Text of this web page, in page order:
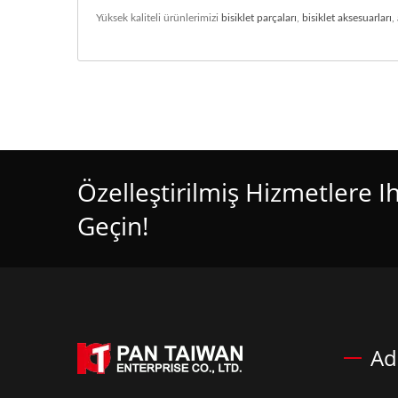
Yüksek kaliteli ürünlerimizi bisiklet parçaları bisiklet aksesuarları
Özelleştirilmiş Hizmetlere
Geçin!